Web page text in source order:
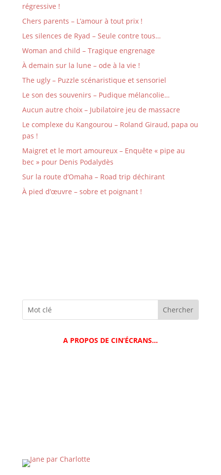
régressive !
Chers parents – L’amour à tout prix !
Les silences de Ryad – Seule contre tous…
Woman and child – Tragique engrenage
À demain sur la lune – ode à la vie !
The ugly – Puzzle scénaristique et sensoriel
Le son des souvenirs – Pudique mélancolie…
Aucun autre choix – Jubilatoire jeu de massacre
Le complexe du Kangourou – Roland Giraud, papa ou
pas !
Maigret et le mort amoureux – Enquête « pipe au
bec » pour Denis Podalydès
Sur la route d’Omaha – Road trip déchirant
À pied d’œuvre – sobre et poignant !
A PROPOS DE CIN’ÉCRANS…